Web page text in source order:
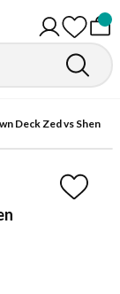
Deck Zed vs Shen